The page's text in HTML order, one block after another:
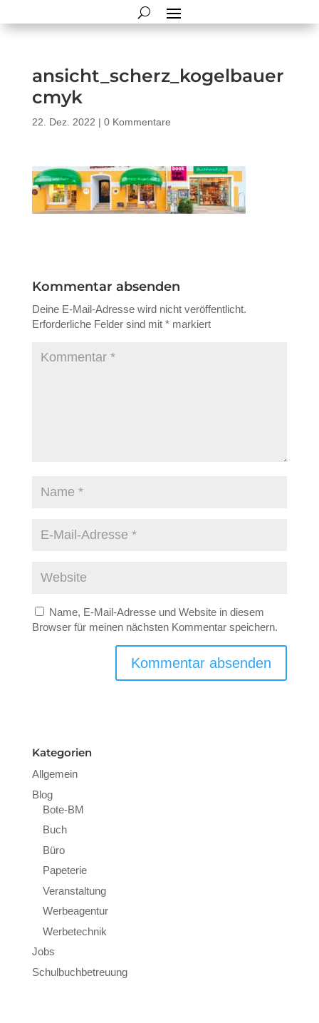
ansicht_scherz_kogelbauer
cmyk
22. Dez. 2022 | 0 Kommentare
Kommentar absenden
Deine E-Mail-Adresse wird nicht veröffentlicht.
Erforderliche Felder sind mit *markiert
Name, E-Mail-Adresse und Website in diesem
Browser für meinen nächsten Kommentar speichern.
Kategorien
Allgemein
Blog
Bote-BM
Buch
Büro
Papeterie
Veranstaltung
Werbeagentur
Werbetechnik
Jobs
Schulbuchbetreuung